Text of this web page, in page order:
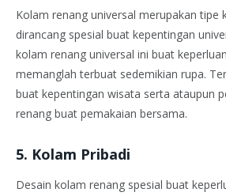
Kolam renang universal merupakan tipe
dirancang spesial buat kepentingan
kolam renang universal ini buat
memanglah terbuat sedemikian rupa.
buat kepentingan wisata serta ataupun
renang buat pemakaian bersama.
5. Kolam Pribadi
Desain kolam renang spesial buat